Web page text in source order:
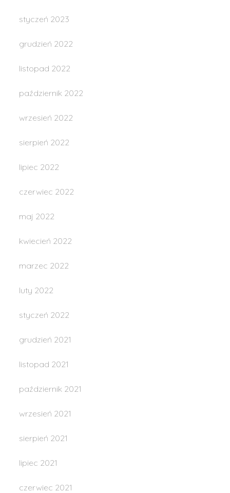
styczeń 2023
grudzień 2022
listopad 2022
październik 2022
wrzesień 2022
sierpień 2022
lipiec 2022
czerwiec 2022
maj 2022
kwiecień 2022
marzec 2022
luty 2022
styczeń 2022
grudzień 2021
listopad 2021
październik 2021
wrzesień 2021
sierpień 2021
lipiec 2021
czerwiec 2021